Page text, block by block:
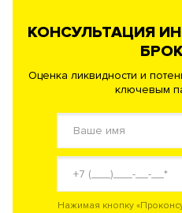
КОНСУЛЬТАЦИЯ
Оценка ликвидности и
ключевым
Нажимая кнопку